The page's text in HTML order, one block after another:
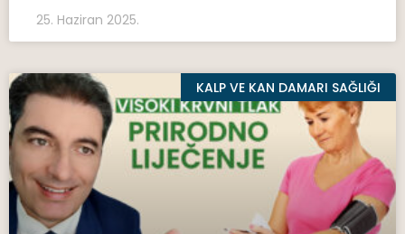
25. Haziran 2025.
KALP VE KAN DAMARI SAĞLIĞI